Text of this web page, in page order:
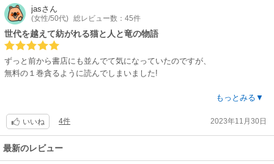
った。)
巻数重ねるほど面白くなるやつですにゃん。
jasさん
(女性/50代) 総レビュー数：45件
世代を越えて紡がれる猫と人と竜の物語
ずっと前から書店にも並んでて気になっていたのですが、
無料の１巻貪るように読んでしまいました!
猫と言ってもこの子達はケットシーと呼ばれるファンタジーならではの魔
その佇まい、毛並み、性格、本当に猫として言うことがないというか、猫
好きとしてはもうなんて話を書くの！って思ってしまいます。
もっとみる▼
いいね 4件 2023年11月30日
最新のレビュー